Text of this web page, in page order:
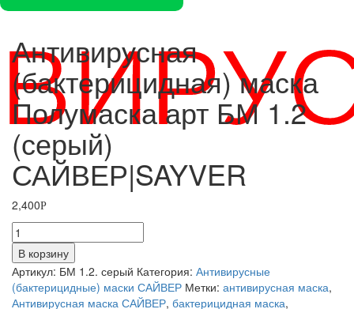
Антивирусная
(бактерицидная) маска
Полумаска арт БМ 1.2
(серый)
САЙВЕР|SAYVER
2,400Р
Количество
Антивирусная
(бактерицидная)
маска
Полумаска
В корзину
Артикул: БМ 1.2. серый Категория: Антивирусные
(бактерицидные) маски САЙВЕР Метки: антивирусная маска,
Антивирусная маска САЙВЕР, бактерицидная маска,